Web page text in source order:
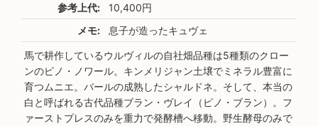
参考上代:
10,400円
メモ:
息子が造ったキュヴェ
馬で耕作しているウルヴィルの自社畑品種は5種類のクロー
ンのピノ・ノワール。キンメリジャン土壌でミネラル豊富に
育つムニエ。バールの成熟したシャルドネ。そして、本当の
白と呼ばれる古代品種ブラン・ヴレイ（ピノ・ブラン）。フ
ァーストプレスのみを重力で発酵槽へ移動。野生酵母のみで